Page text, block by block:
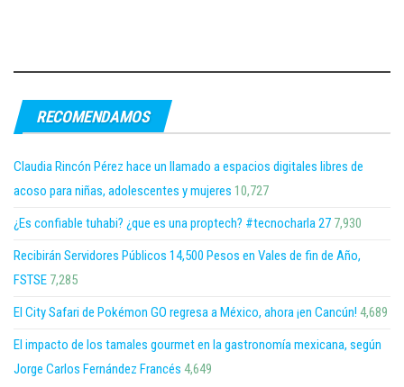
RECOMENDAMOS
Claudia Rincón Pérez hace un llamado a espacios digitales libres de
acoso para niñas, adolescentes y mujeres 10,727
¿Es confiable tuhabi? ¿que es una proptech? #tecnocharla 27 7,930
Recibirán Servidores Públicos 14,500 Pesos en Vales de fin de Año,
FSTSE 7,285
El City Safari de Pokémon GO regresa a México, ahora ¡en Cancún! 4,689
El impacto de los tamales gourmet en la gastronomía mexicana, según
Jorge Carlos Fernández Francés 4,649